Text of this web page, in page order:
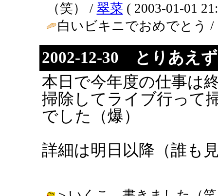
（笑） / 翠菜 ( 2003-01-01
白いビキニでおめでとう /
2002-12-30 とりあえ
本日で今年度の仕事は
掃除してライブ行って
でした（爆）
詳細は明日以降（誰も